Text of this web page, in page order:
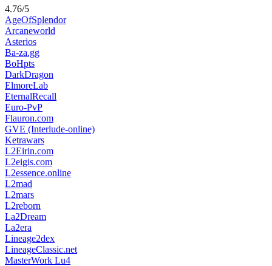
4.76/5
AgeOfSplendor
Arcaneworld
Asterios
Ba-za.gg
BoHpts
DarkDragon
ElmoreLab
EternalRecall
Euro-PvP
Flauron.com
GVE (Interlude-online)
Ketrawars
L2Eirin.com
L2eigis.com
L2essence.online
L2mad
L2mars
L2reborn
La2Dream
La2era
Lineage2dex
LineageClassic.net
MasterWork Lu4